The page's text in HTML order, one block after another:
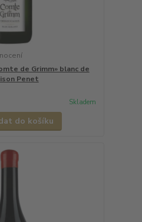
de Grimm» blanc de
Penet
Skladem
do košíku